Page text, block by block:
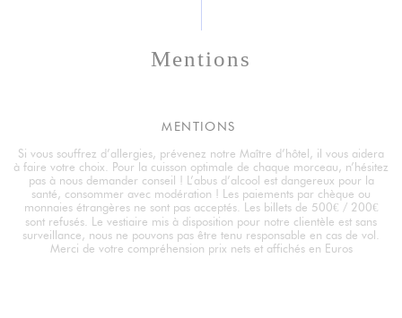
Mentions
MENTIONS
Si vous souffrez d’allergies, prévenez notre Maître d’hôtel, il vous aidera
à faire votre choix. Pour la cuisson optimale de chaque morceau, n’hésitez
pas à nous demander conseil ! L’abus d’alcool est dangereux pour la
santé, consommer avec modération ! Les paiements par chèque ou
monnaies étrangères ne sont pas acceptés. Les billets de 500€ / 200€
sont refusés. Le vestiaire mis à disposition pour notre clientèle est sans
surveillance, nous ne pouvons pas être tenu responsable en cas de vol.
Merci de votre compréhension prix nets et affichés en Euros